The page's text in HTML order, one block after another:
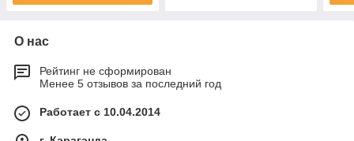
О нас
Рейтинг не сформирован
Менее 5 отзывов за последний год
Работает с 10.04.2014